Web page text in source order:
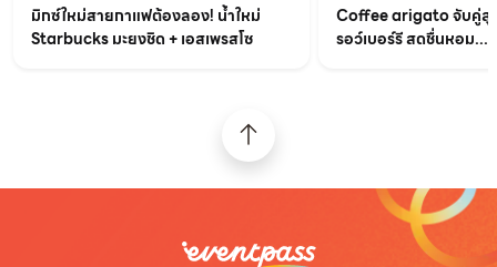
มิกซ์ใหม่สายกาแฟต้องลอง! น้ำใหม่
Starbucks มะยงชิด + เอสเพรสโซ
Coffee arigato จับคู่สุ
รอว์เบอร์รี สดชื่นหอม...